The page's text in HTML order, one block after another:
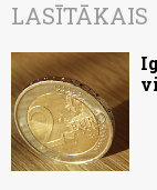
LASĪTĀKAIS